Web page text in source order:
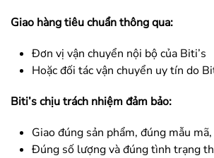
Giao hàng tiêu chuẩn thông qua:
Đơn vị vận chuyển nội bộ của Biti’s
Hoặc đối tác vận chuyển uy tín do
Biti’s chịu trách nhiệm đảm bảo:
Giao đúng sản phẩm, đúng mẫu
Đúng số lượng và đúng tình trạng